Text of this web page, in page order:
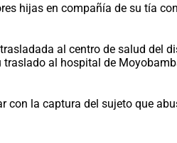
hijas en compañía de su tía
al centro de salud del
al hospital de
la captura del sujeto que